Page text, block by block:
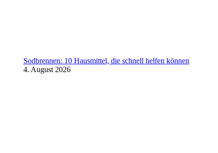
Sodbrennen: 10 Hausmittel, die schnell helfen können
4. August 2026